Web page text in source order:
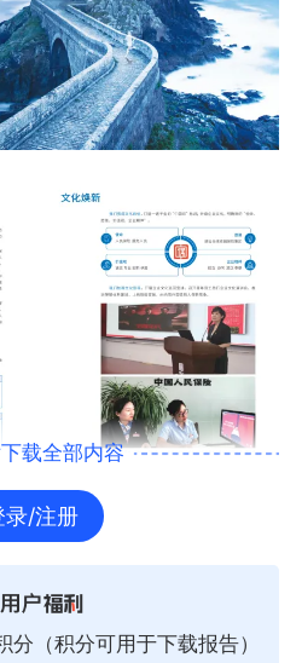
载全部内容
录/注册
分（积分可用于下载报告）